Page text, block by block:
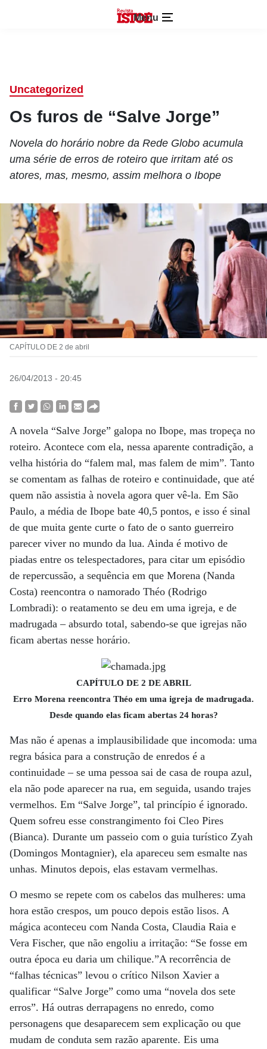
Menu
Uncategorized
Os furos de “Salve Jorge”
Novela do horário nobre da Rede Globo acumula
uma série de erros de roteiro que irritam até os
atores, mas, mesmo, assim melhora o Ibope
CAPÍTULO DE 2 de abril
26/04/2013 - 20:45
A novela “Salve Jorge” galopa no Ibope, mas tropeça no
roteiro. Acontece com ela, nessa aparente contradição, a
velha história do “falem mal, mas falem de mim”. Tanto
se comentam as falhas de roteiro e continuidade, que até
quem não assistia à novela agora quer vê-la. Em São
Paulo, a média de Ibope bate 40,5 pontos, e isso é sinal
de que muita gente curte o fato de o santo guerreiro
parecer viver no mundo da lua. Ainda é motivo de
piadas entre os telespectadores, para citar um episódio
de repercussão, a sequência em que Morena (Nanda
Costa) reencontra o namorado Théo (Rodrigo
Lombradi): o reatamento se deu em uma igreja, e de
madrugada – absurdo total, sabendo-se que igrejas não
ficam abertas nesse horário.
CAPÍTULO DE 2 DE ABRIL
Erro Morena reencontra Théo em uma igreja de madrugada.
Desde quando elas ficam abertas 24 horas?
Mas não é apenas a implausibilidade que incomoda: uma
regra básica para a construção de enredos é a
continuidade – se uma pessoa sai de casa de roupa azul,
ela não pode aparecer na rua, em seguida, usando trajes
vermelhos. Em “Salve Jorge”, tal princípio é ignorado.
Quem sofreu esse constrangimento foi Cleo Pires
(Bianca). Durante um passeio com o guia turístico Zyah
(Domingos Montagnier), ela apareceu sem esmalte nas
unhas. Minutos depois, elas estavam vermelhas.
O mesmo se repete com os cabelos das mulheres: uma
hora estão crespos, um pouco depois estão lisos. A
mágica aconteceu com Nanda Costa, Claudia Raia e
Vera Fischer, que não engoliu a irritação: “Se fosse em
outra época eu daria um chilique.”A recorrência de
“falhas técnicas” levou o crítico Nilson Xavier a
qualificar “Salve Jorge” como uma “novela dos sete
erros”. Há outras derrapagens no enredo, como
personagens que desaparecem sem explicação ou que
mudam de conduta sem razão aparente. Eis uma